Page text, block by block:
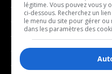
- Affaires municipales
- Communauté / Social
- Culture
- Économie
- Éducation
légitime. Vous pouvez vous y
ci-dessous. Recherchez un
le menu du site pour gérer
dans les paramètres des